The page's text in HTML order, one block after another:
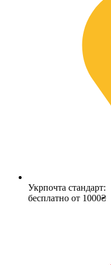
Укрпочта стандарт:
бесплатно от 1000₴